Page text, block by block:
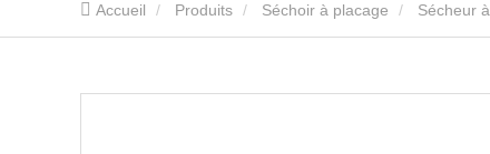
Accueil Produits Séchoir à placage Sécheur